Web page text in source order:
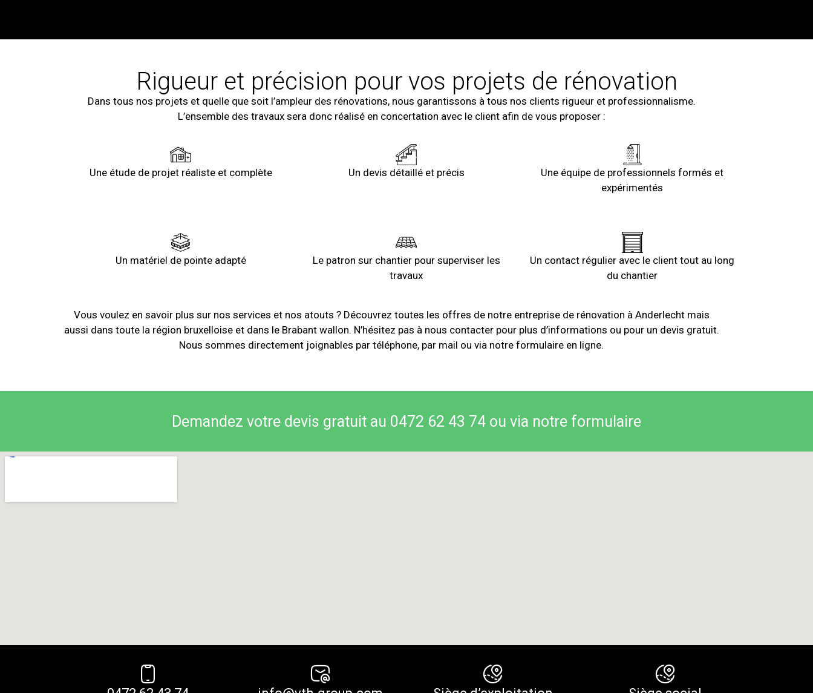
Rigueur et précision pour vos projets de rénovation
Dans tous nos projets et quelle que soit l’ampleur des rénovations, nous garantissons à tous nos clients rigueur et professionnalisme.
L’ensemble des travaux sera donc réalisé en concertation avec le client afin de vous proposer :
Une étude de projet réaliste et complète Un devis détaillé et précis
Une équipe de professionnels formés et
expérimentés
Un matériel de pointe adapté
Le patron sur chantier pour superviser les
travaux
Un contact régulier avec le client tout au long
du chantier
Vous voulez en savoir plus sur nos services et nos atouts ? Découvrez toutes les offres de notre entreprise de rénovation à Anderlecht mais
aussi dans toute la région bruxelloise et dans le Brabant wallon. N’hésitez pas à nous contacter pour plus d’informations ou pour un devis gratuit.
Nous sommes directement joignables par téléphone, par mail ou via notre formulaire en ligne.
Demandez votre devis gratuit au 0472 62 43 74 ou via notre formulaire